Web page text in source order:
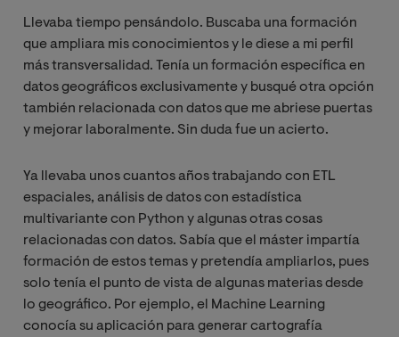
Llevaba tiempo pensándolo. Buscaba una formación
que ampliara mis conocimientos y le diese a mi perfil
más transversalidad. Tenía un formación específica en
datos geográficos exclusivamente y busqué otra opción
también relacionada con datos que me abriese puertas
y mejorar laboralmente. Sin duda fue un acierto.
Ya llevaba unos cuantos años trabajando con ETL
espaciales, análisis de datos con estadística
multivariante con Python y algunas otras cosas
relacionadas con datos. Sabía que el máster impartía
formación de estos temas y pretendía ampliarlos, pues
solo tenía el punto de vista de algunas materias desde
lo geográfico. Por ejemplo, el Machine Learning
conocía su aplicación para generar cartografía